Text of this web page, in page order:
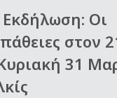
Οι
στον
31